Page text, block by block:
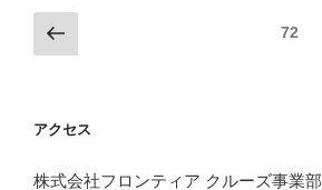
投
稿
ビ
ー
前
の
ジ
固定ページ72
アクセス
株式会社フロンティア クルーズ事業部